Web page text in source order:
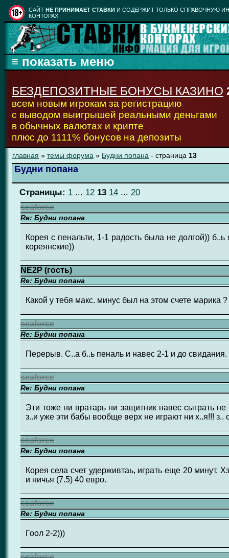
CАЙТ НЕ ПРИНИМАЕТ СТАВКИ И СОДЕРЖИТ ТОЛЬКО СПРАВОЧНУЮ
КОНТОРАХ
БЕЗДЕПОЗИТНЫЕ БОНУСЫ КАЗИНО
всем новым игрокам за регистрацию
с выводом выигрышей реальными деньгами
в обычных валютах и крипте
плюс до 1111% бонусов на депозиты
главная » темы форума » Будни попана - страница 13
Будни попана
Страницы: 1... 12 13 14... 20
seaforce
Re: Будни попана
Корея с пенальти, 1-1 радость была не долгой))
кореянские))
NE2P (гость)
Re: Будни попана
Какой у тебя макс. минус был на этом счете марика ?
seaforce
Re: Будни попана
Перерыв. С..а б..ь пеналь и навес 2-1 и до
seaforce
Re: Будни попана
Эти тоже ни вратарь ни защитник навес сыграть не
з..и уже эти бабы вообще верх не играют ни х..я!!! з..
seaforce
Re: Будни попана
Корея села счет удерживтаь, играть еще 20 минут.
и ничья (7.5) 40 евро.
seaforce
Re: Будни попана
Гоол 2-2)))